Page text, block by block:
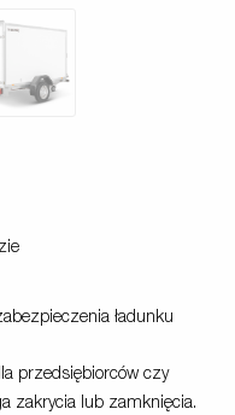
ładunku
przedsiębiorców czy
zakrycia lub zamknięcia.